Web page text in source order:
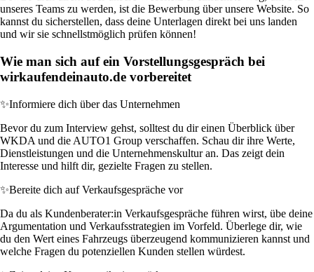
unseres Teams zu werden, ist die Bewerbung über unsere Website. So
kannst du sicherstellen, dass deine Unterlagen direkt bei uns landen
und wir sie schnellstmöglich prüfen können!
Wie man sich auf ein Vorstellungsgespräch bei
wirkaufendeinauto.de vorbereitet
✨Informiere dich über das Unternehmen
Bevor du zum Interview gehst, solltest du dir einen Überblick über
WKDA und die AUTO1 Group verschaffen. Schau dir ihre Werte,
Dienstleistungen und die Unternehmenskultur an. Das zeigt dein
Interesse und hilft dir, gezielte Fragen zu stellen.
✨Bereite dich auf Verkaufsgespräche vor
Da du als Kundenberater:in Verkaufsgespräche führen wirst, übe deine
Argumentation und Verkaufsstrategien im Vorfeld. Überlege dir, wie
du den Wert eines Fahrzeugs überzeugend kommunizieren kannst und
welche Fragen du potenziellen Kunden stellen würdest.